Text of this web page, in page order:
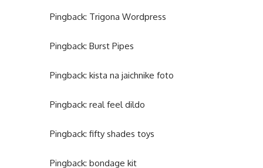
Pingback: Trigona Wordpress
Pingback: Burst Pipes
Pingback: kista na jaichnike foto
Pingback: real feel dildo
Pingback: fifty shades toys
Pingback: bondage kit